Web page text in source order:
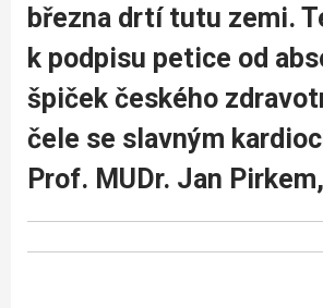
března drtí tutu zemi.
k podpisu petice od
špiček českého
čele se slavným
Prof. MUDr. Jan